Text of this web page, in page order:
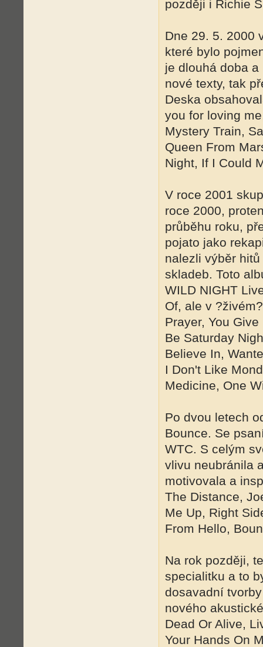
později i Richie
Dne 29. 5. 2000
které bylo
je dlouhá doba
nové texty, tak
Deska
you for loving
Mystery Train,
Queen From
Night, If I Could
V roce 2001
roce 2000,
průběhu roku,
pojato jako
nalezli výběr
skladeb. Toto
WILD NIGHT
Of, ale v
Prayer, You
Be Saturday
Believe In,
I Don't Like
Medicine, One
Po dvou letech
Bounce. Se
WTC. S celým
vlivu neubránila
motivovala a
The Distance,
Me Up, Right
From Hello,
Na rok později,
specialitku a to
dosavadní
nového
Dead Or Alive,
Your Hands On